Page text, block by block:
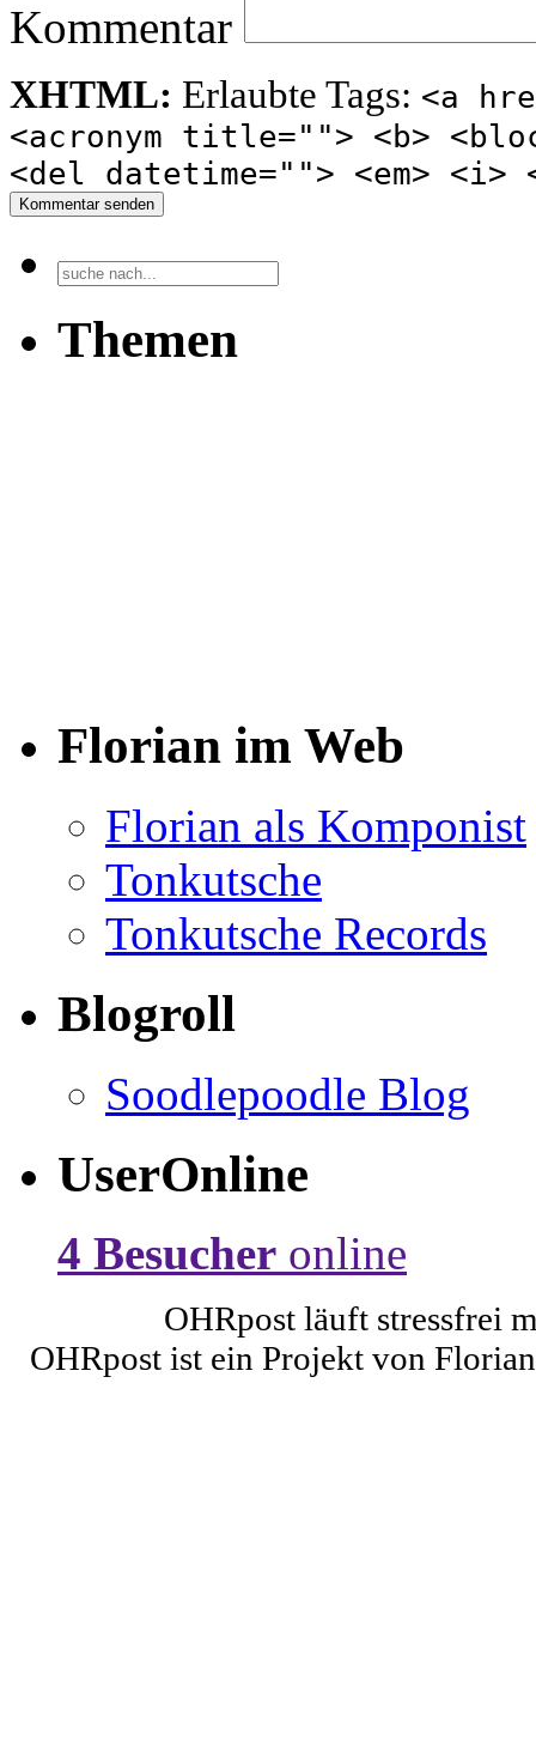
Kommentar
XHTML: Erlaubte Tags: <a
<acronym title=""> <b>
<del datetime=""> <em>
Kommentar senden
Themen
Florian im Web
Florian als Komponist
Tonkutsche
Tonkutsche Records
Blogroll
Soodlepoodle Blog
UserOnline
4 Besucher online
OHRpost läuft stressfrei
OHRpost ist ein Projekt von